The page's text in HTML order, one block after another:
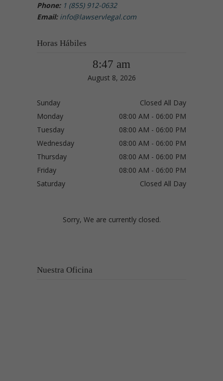
Phone: 1 (855) 912-0632
Email: info@lawservlegal.com
Horas Hábiles
8:47 am
August 8, 2026
Sunday
Closed All Day
Monday
08:00 AM - 06:00 PM
Tuesday
08:00 AM - 06:00 PM
Wednesday
08:00 AM - 06:00 PM
Thursday
08:00 AM - 06:00 PM
Friday
08:00 AM - 06:00 PM
Saturday
Closed All Day
Sorry, We are currently closed.
Nuestra Oficina